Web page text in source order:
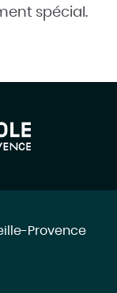
spécial.
Provence